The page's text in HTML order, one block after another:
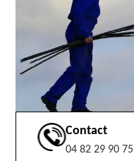
Contact
04 82 29 90 75